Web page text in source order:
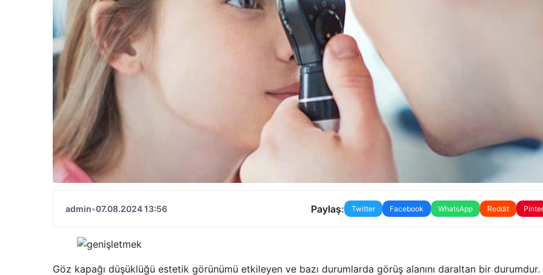
admin•07.08.2024 13:56 Paylaş: Twitter Facebook WhatsApp Reddit
Göz kapağı düşüklüğü estetik görünümü etkileyen ve bazı durumlarda görüş alanını daraltan bir